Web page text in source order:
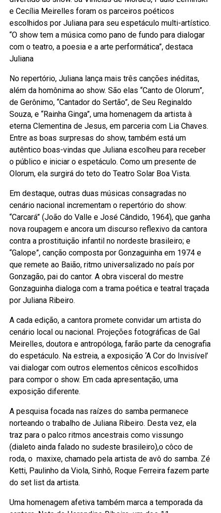
e Cecília Meirelles foram os parceiros poéticos
escolhidos por Juliana para seu espetáculo multi-artístico.
“O show tem a música como pano de fundo para dialogar
com o teatro, a poesia e a arte performática”, destaca
Juliana
No repertório, Juliana lança mais três canções inéditas,
além da homônima ao show. São elas “Canto de Olorum”,
de Gerônimo, “Cantador do Sertão”, de Seu Reginaldo
Souza, e “Rainha Ginga”, uma homenagem da artista à
eterna Clementina de Jesus, em parceria com Lia Chaves.
Entre as boas surpresas do show, também está um
autêntico boas-vindas que Juliana escolheu para receber
o público e iniciar o espetáculo. Como um presente de
Olorum, ela surgirá do teto do Teatro Solar Boa Vista.
Em destaque, outras duas músicas consagradas no
cenário nacional incrementam o repertório do show:
“Carcará” (João do Valle e José Cândido, 1964), que ganha
nova roupagem e ancora um discurso reflexivo da cantora
contra a prostituição infantil no nordeste brasileiro; e
“Galope”, canção composta por Gonzaguinha em 1974 e
que remete ao Baião, ritmo universalizado no país por
Gonzagão, pai do cantor. A obra visceral do mestre
Gonzaguinha dialoga com a trama poética e teatral traçada
por Juliana Ribeiro.
A cada edição, a cantora promete convidar um artista do
cenário local ou nacional. Projeções fotográficas de Gal
Meirelles, doutora e antropóloga, farão parte da cenografia
do espetáculo. Na estreia, a exposição ‘A Cor do Invisível’
vai dialogar com outros elementos cênicos escolhidos
para compor o show. Em cada apresentação, uma
exposição diferente.
A pesquisa focada nas raízes do samba permanece
norteando o trabalho de Juliana Ribeiro. Desta vez, ela
traz para o palco ritmos ancestrais como vissungo
(dialeto ainda falado no sudeste brasileiro),o côco de
roda, o maxixe, chamado pela artista de avô do samba. Zé
Ketti, Paulinho da Viola, Sinhô, Roque Ferreira fazem parte
do set list da artista.
Uma homenagem afetiva também marca a temporada da